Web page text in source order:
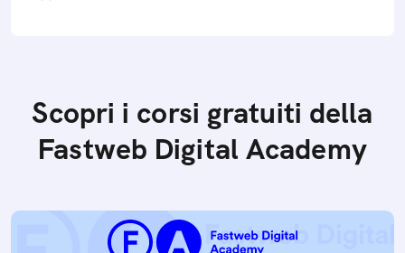
Scopri i corsi gratuiti della
Fastweb Digital Academy